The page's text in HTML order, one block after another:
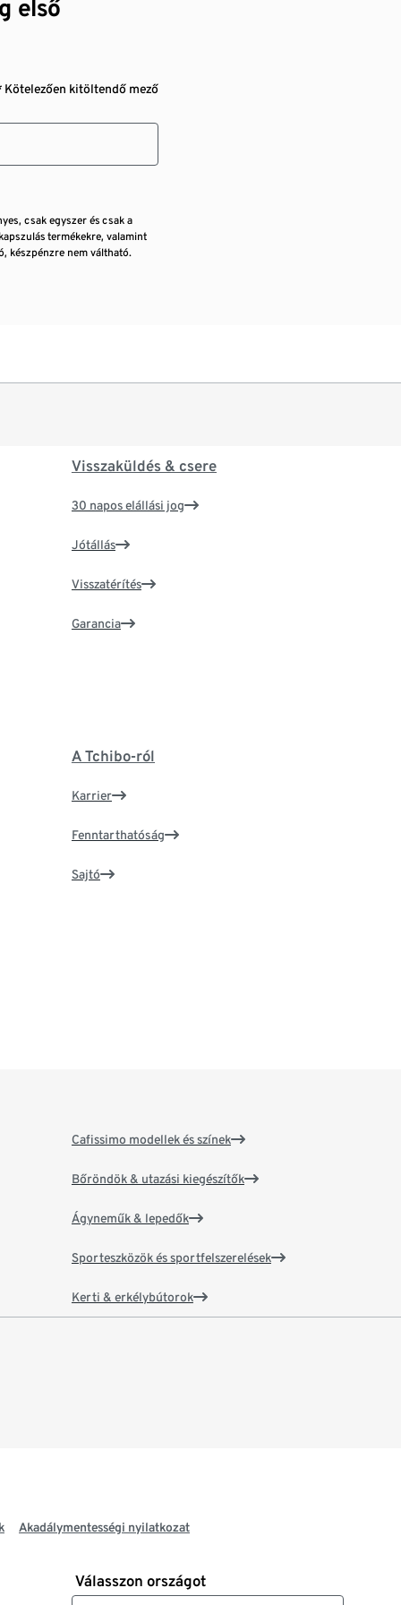
első
Kötelezően kitöltendő mező
csak egyszer és csak a
termékekre, valamint
készpénzre nem váltható.
Visszaküldés & csere
30 napos elállási jog
Jótállás
Visszatérítés
Garancia
A Tchibo-ról
Karrier
Fenntarthatóság
Sajtó
Cafissimo modellek és színek
Bőröndök & utazási kiegészítők
Ágyneműk & lepedők
Sporteszközök és sportfelszerelések
Kerti & erkélybútorok
Akadálymentességi nyilatkozat
Válasszon országot